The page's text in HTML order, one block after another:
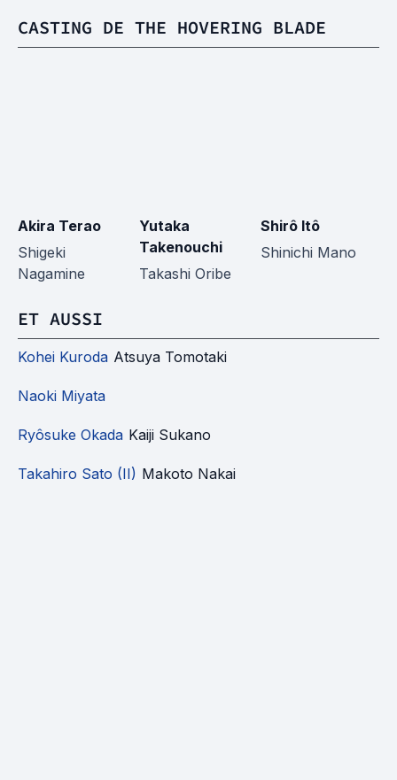
CASTING DE THE HOVERING BLADE
Akira Terao
Shigeki
Nagamine
Yutaka
Takenouchi
Takashi Oribe
Shirô Itô
Shinichi Mano
ET AUSSI
Kohei Kuroda Atsuya Tomotaki
Naoki Miyata
Ryôsuke Okada Kaiji Sukano
Takahiro Sato (II) Makoto Nakai